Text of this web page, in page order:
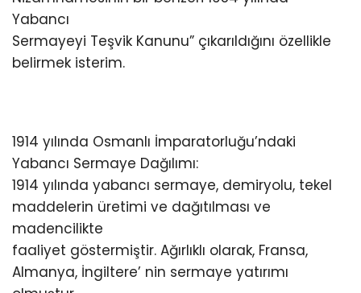
Yabancı
Sermayeyi Teşvik Kanunu” çıkarıldığını özellikle
belirmek isterim.
1914 yılında Osmanlı İmparatorluğu’ndaki
Yabancı Sermaye Dağılımı:
1914 yılında yabancı sermaye, demiryolu, tekel
maddelerin üretimi ve dağıtılması ve
madencilikte
faaliyet göstermiştir. Ağırlıklı olarak, Fransa,
Almanya, İngiltere’ nin sermaye yatırımı